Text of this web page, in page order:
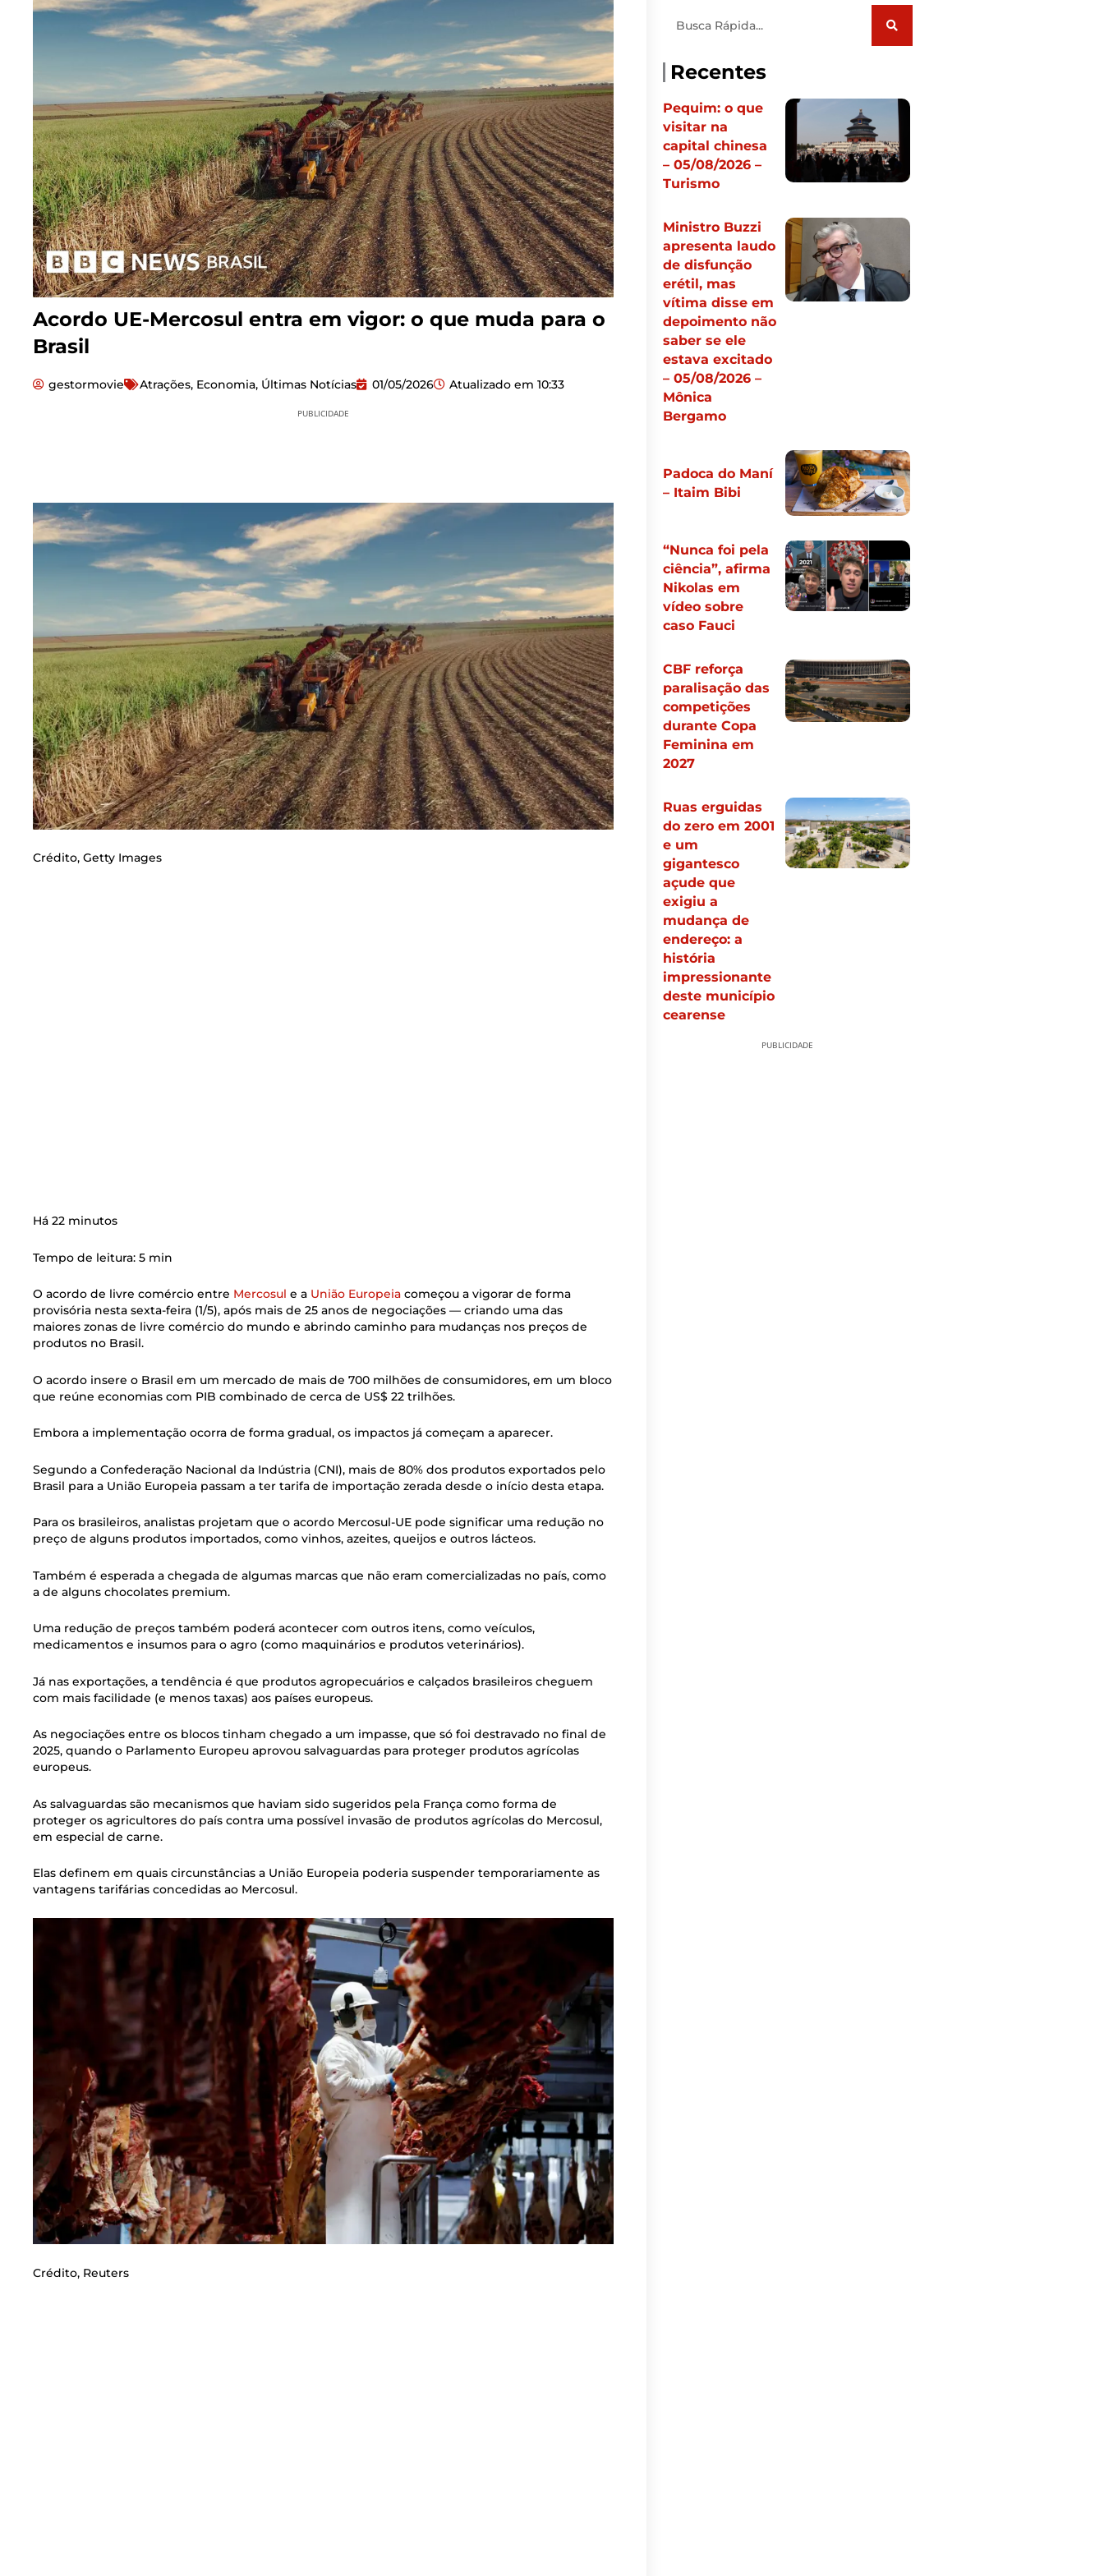
Acordo UE-Mercosul entra em vigor: o que muda para o
Brasil
gestormovie Atrações, Economia, Últimas Notícias 01/05/2026 Atualizado em 10:33
PUBLICIDADE
Crédito, Getty Images
Há 22 minutos
Tempo de leitura: 5 min
O acordo de livre comércio entre Mercosul e a União Europeia começou a vigorar de forma
provisória nesta sexta-feira (1/5), após mais de 25 anos de negociações — criando uma das
maiores zonas de livre comércio do mundo e abrindo caminho para mudanças nos preços de
produtos no Brasil.
O acordo insere o Brasil em um mercado de mais de 700 milhões de consumidores, em um bloco
que reúne economias com PIB combinado de cerca de US$ 22 trilhões.
Embora a implementação ocorra de forma gradual, os impactos já começam a aparecer.
Segundo a Confederação Nacional da Indústria (CNI), mais de 80% dos produtos exportados pelo
Brasil para a União Europeia passam a ter tarifa de importação zerada desde o início desta etapa.
Para os brasileiros, analistas projetam que o acordo Mercosul-UE pode significar uma redução no
preço de alguns produtos importados, como vinhos, azeites, queijos e outros lácteos.
Também é esperada a chegada de algumas marcas que não eram comercializadas no país, como
a de alguns chocolates premium.
Uma redução de preços também poderá acontecer com outros itens, como veículos,
medicamentos e insumos para o agro (como maquinários e produtos veterinários).
Já nas exportações, a tendência é que produtos agropecuários e calçados brasileiros cheguem
com mais facilidade (e menos taxas) aos países europeus.
As negociações entre os blocos tinham chegado a um impasse, que só foi destravado no final de
2025, quando o Parlamento Europeu aprovou salvaguardas para proteger produtos agrícolas
europeus.
As salvaguardas são mecanismos que haviam sido sugeridos pela França como forma de
proteger os agricultores do país contra uma possível invasão de produtos agrícolas do Mercosul,
em especial de carne.
Elas definem em quais circunstâncias a União Europeia poderia suspender temporariamente as
vantagens tarifárias concedidas ao Mercosul.
Crédito, Reuters
Recentes
Pequim: o que
visitar na
capital chinesa
– 05/08/2026 –
Turismo
Ministro Buzzi
apresenta laudo
de disfunção
erétil, mas
vítima disse em
depoimento não
saber se ele
estava excitado
– 05/08/2026 –
Mônica
Bergamo
Padoca do Maní
– Itaim Bibi
“Nunca foi pela
ciência”, afirma
Nikolas em
vídeo sobre
caso Fauci
CBF reforça
paralisação das
competições
durante Copa
Feminina em
2027
Ruas erguidas
do zero em 2001
e um
gigantesco
açude que
exigiu a
mudança de
endereço: a
história
impressionante
deste município
cearense
PUBLICIDADE